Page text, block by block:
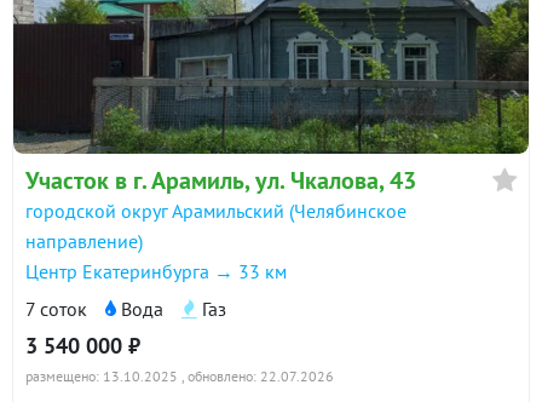
Участок в г. Арамиль, ул. Чкалова, 43
городской округ Арамильский (Челябинское
направление)
Центр Екатеринбурга → 33 км
7 соток
Вода Газ
3 540 000 ₽
размещено: 13.10.2025 , обновлено: 22.07.2026